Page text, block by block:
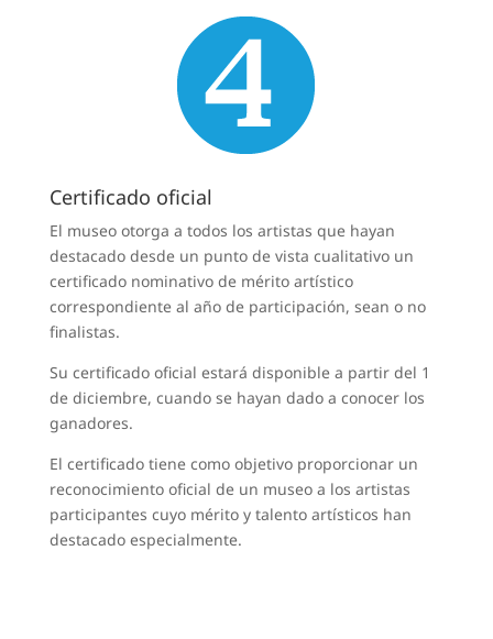
Certificado oficial
El museo otorga a todos los artistas que hayan
destacado desde un punto de vista cualitativo un
certificado nominativo de mérito artístico
correspondiente al año de participación, sean o no
finalistas.
Su certificado oficial estará disponible a partir del 1
de diciembre, cuando se hayan dado a conocer los
ganadores.
El certificado tiene como objetivo proporcionar un
reconocimiento oficial de un museo a los artistas
participantes cuyo mérito y talento artísticos han
destacado especialmente.